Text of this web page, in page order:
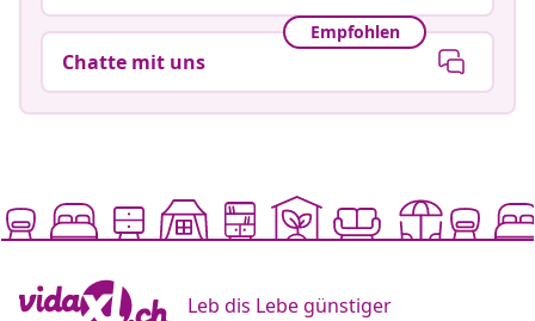
Empfohlen
Chatte mit uns
Leb dis Lebe günstiger